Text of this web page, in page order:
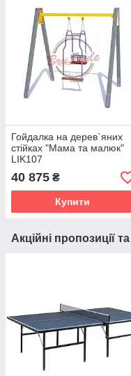
Гойдалка на дерев`яних
стійках "Мама та малюк"
LIK107
40 875 ₴
Купити
Акційні пропозиції